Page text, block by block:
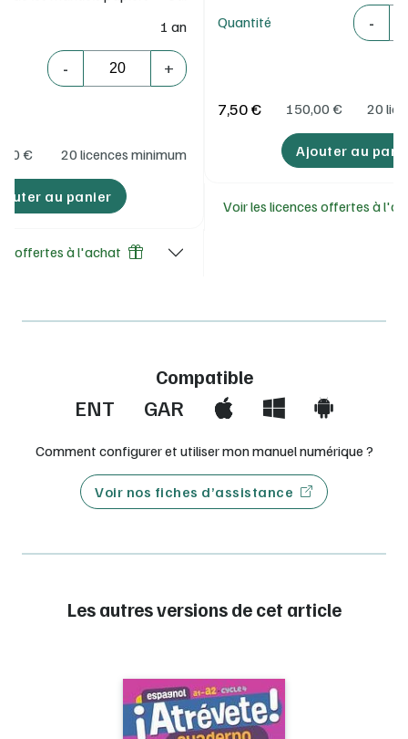
1 an
-
Quantité
+
€ 20 licences minimum
au panier
offertes à l'achat
Quantité -
Quantité
7,50 € 150,00 € 20
Ajouter au
Voir les licences offertes à
Compatible
ENT GAR
Comment configurer et utiliser mon manuel numérique ?
Voir nos fiches d’assistance
Les autres versions de cet article